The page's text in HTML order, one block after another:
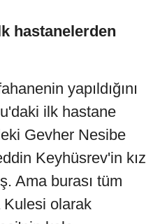
hastanelerden
yapıldığını
ilk hastane
Gevher Nesibe
Keyhüsrev'in kız
Ama burası tüm
Kulesi olarak